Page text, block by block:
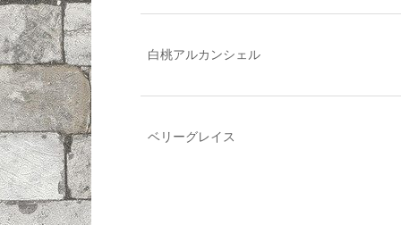
白桃アルカンシェル
ベリーグレイス